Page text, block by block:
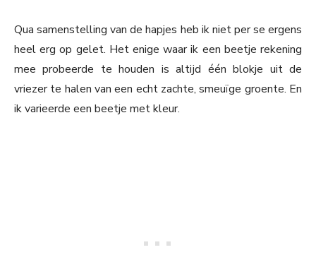
Qua samenstelling van de hapjes heb ik niet per se ergens
heel erg op gelet. Het enige waar ik een beetje rekening
mee probeerde te houden is altijd één blokje uit de
vriezer te halen van een echt zachte, smeuïge groente. En
ik varieerde een beetje met kleur.